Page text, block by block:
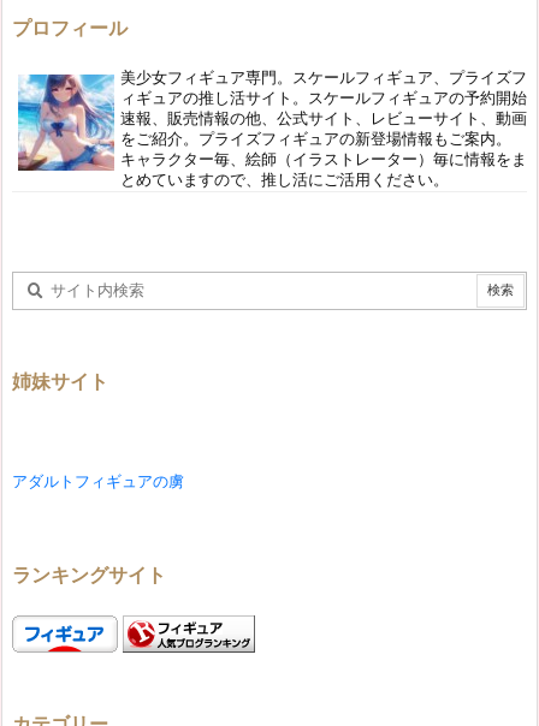
プロフィール
美少女フィギュア専門。スケールフィギュア、プライズフ
ィギュアの推し活サイト。スケールフィギュアの予約開始
速報、販売情報の他、公式サイト、レビューサイト、動画
をご紹介。プライズフィギュアの新登場情報もご案内。
キャラクター毎、絵師（イラストレーター）毎に情報をま
とめていますので、推し活にご活用ください。
姉妹サイト
アダルトフィギュアの虜
ランキングサイト